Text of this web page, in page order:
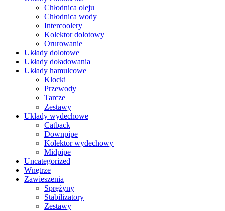
Chłodnica oleju
Chłodnica wody
Intercoolery
Kolektor dolotowy
Orurowanie
Układy dolotowe
Układy doładowania
Układy hamulcowe
Klocki
Przewody
Tarcze
Zestawy
Układy wydechowe
Catback
Downpipe
Kolektor wydechowy
Midpipe
Uncategorized
Wnętrze
Zawieszenia
Sprężyny
Stabilizatory
Zestawy